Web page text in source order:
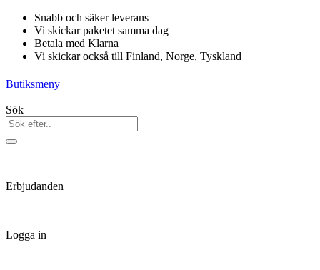
Hoppa
innehåll
Snabb och säker leverans
Vi skickar paketet samma dag
Betala med Klarna
Vi skickar också till Finland, Norge, Tyskland
Butiksmeny
Sök
Erbjudanden
Logga in